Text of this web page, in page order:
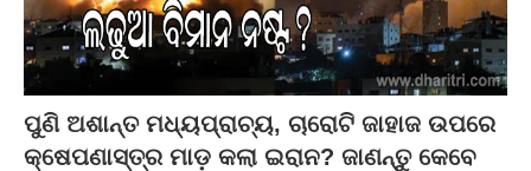
ପୁଣି ଅଶାନ୍ତ ମଧ୍ୟପ୍ରାଚ୍ୟ, ଚାରୋଟି ଜାହାଜ ଉପରେ
କ୍ଷେପଣାସ୍ତ୍ର ମାଡ଼ କଲା ଇରାନ? ଜାଣନ୍ତୁ କେବେ